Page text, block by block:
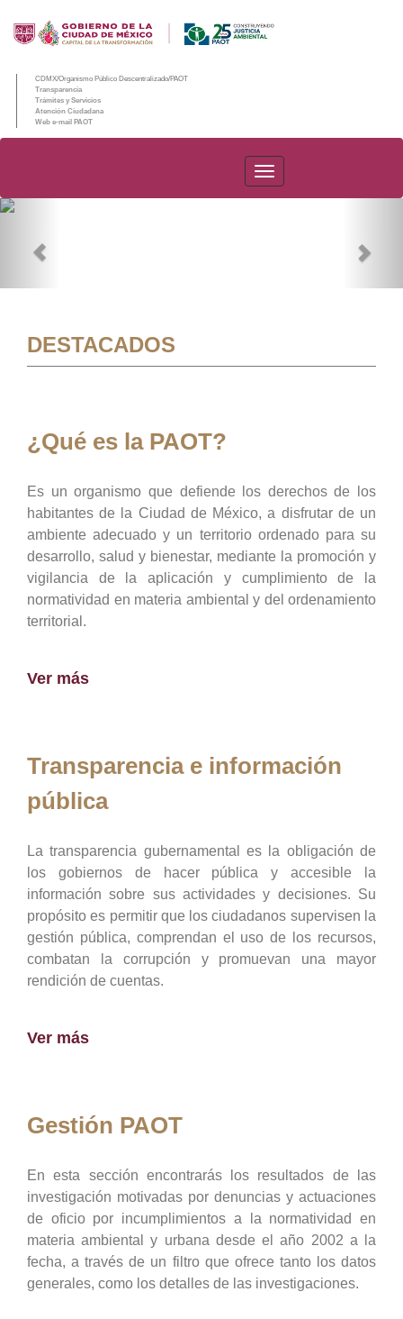
CDMX/Organismo Público Descentralizado/PAOT
Transparencia
Trámites y Servicios
Atención Ciudadana
Web e-mail PAOT
PAOT
DESTACADOS
¿Qué es la PAOT?
Es un organismo que defiende los derechos de los
habitantes de la Ciudad de México, a disfrutar de un
ambiente adecuado y un territorio ordenado para su
desarrollo, salud y bienestar, mediante la promoción y
vigilancia de la aplicación y cumplimiento de la
normatividad en materia ambiental y del ordenamiento
territorial.
Ver más
Transparencia e información
pública
La transparencia gubernamental es la obligación de
los gobiernos de hacer pública y accesible la
información sobre sus actividades y decisiones. Su
propósito es permitir que los ciudadanos supervisen la
gestión pública, comprendan el uso de los recursos,
combatan la corrupción y promuevan una mayor
rendición de cuentas.
Ver más
Gestión PAOT
En esta sección encontrarás los resultados de las
investigación motivadas por denuncias y actuaciones
de oficio por incumplimientos a la normatividad en
materia ambiental y urbana desde el año 2002 a la
fecha, a través de un filtro que ofrece tanto los datos
generales, como los detalles de las investigaciones.